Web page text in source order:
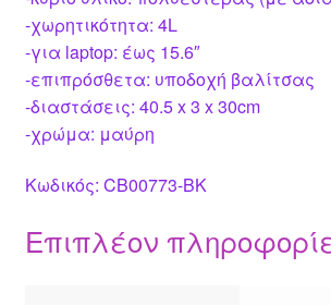
-χωρητικότητα: 4L
-για laptop: έως 15.6″
-επιπρόσθετα: υποδοχή βαλίτσας
-διαστάσεις: 40.5 x 3 x 30cm
-χρώμα: μαύρη
Κωδικός: CB00773-BK
Επιπλέον